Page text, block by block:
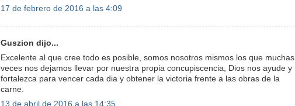
17 de febrero de 2016 a las 4:09
Guszion dijo...
Excelente al que cree todo es posible, somos nosotros mismos los que muchas
veces nos dejamos llevar por nuestra propia concupiscencia, Dios nos ayude y
fortalezca para vencer cada dia y obtener la victoria frente a las obras de la
carne.
13 de abril de 2016 a las 14:35